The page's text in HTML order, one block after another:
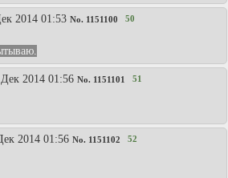
2014 01:53 No. 1151100 50
2014 01:56 No. 1151101 51
2014 01:56 No. 1151102 52